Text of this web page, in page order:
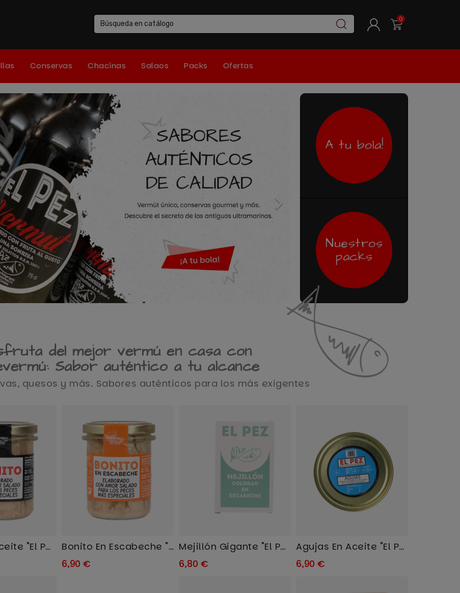
0
Conservas Chacinas Salaos Packs Ofertas

A tu bola!
Nuestros
packs
del mejor vermú en casa con
Sabor auténtico a tu alcance
quesos y más. Sabores auténticos para los más exigentes
Bonito En Aceite "El Pez" Bonito En Escabeche "El Pez"
6,90 €
Mejillón Gigante "El Pez"
6,80 €
Agujas En Aceite "El Pez"
6,90 €